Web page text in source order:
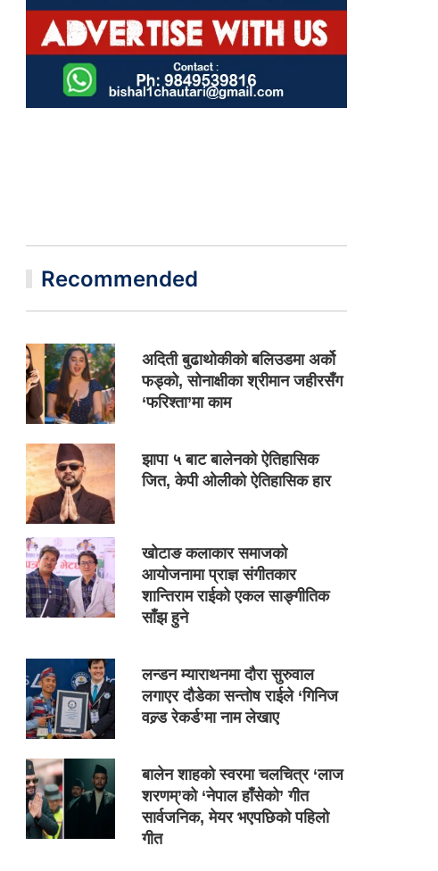
Recommended
अदिती बुढाथोकीको बलिउडमा अर्को
फड्को, सोनाक्षीका श्रीमान जहीरसँग
‘फरिश्ता’मा काम
झापा ५ बाट बालेनको ऐतिहासिक
जित, केपी ओलीको ऐतिहासिक हार
खोटाङ कलाकार समाजको
आयोजनामा प्राज्ञ संगीतकार
शान्तिराम राईको एकल साङ्गीतिक
साँझ हुने
लन्डन म्याराथनमा दौरा सुरुवाल
लगाएर दौडेका सन्तोष राईले ‘गिनिज
वल्र्ड रेकर्ड’मा नाम लेखाए
बालेन शाहको स्वरमा चलचित्र ‘लाज
शरणम्’को ‘नेपाल हाँसेको’ गीत
सार्वजनिक, मेयर भएपछिको पहिलो
गीत